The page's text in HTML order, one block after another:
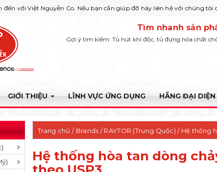
Việt Nguyễn Co. Nếu bạn cần giúp đỡ hãy liên hệ với chúng tôi qua
Tìm nhanh sản
Gợi ý tìm kiếm: Tủ hút khí độc, tủ đựng hóa chất
GIỚI THIỆU LĨNH VỰC ỨNG DỤNG HÃNG ĐẠI DIỆN
Trang chủ / Brands /RAYTOR (Trung Quốc) / Hệ thống
Hệ thống hòa tan dòng